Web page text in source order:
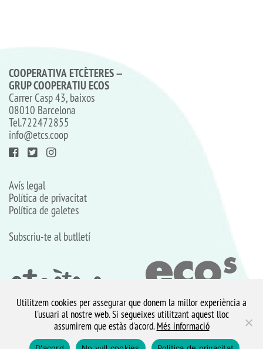
COOPERATIVA ETCÈTERES –
GRUP COOPERATIU ECOS
Carrer Casp 43, baixos
08010 Barcelona
Tel.722472855
info@etcs.coop
Avís legal
Política de privacitat
Política de galetes
Subscriu-te al butlletí
Il·lustracions d’esteladediego
Utilitzem cookies per assegurar que donem la millor experiència a
l'usuari al nostre web. Si segueixes utilitzant aquest lloc
assumirem que estàs d'acord.Més informació